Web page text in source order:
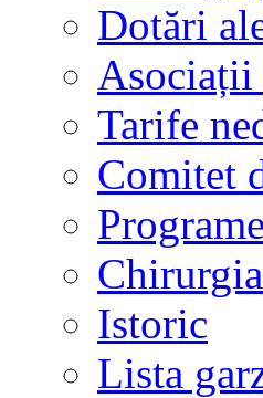
Dotări
Asociații
Tarife
Comitet
Programe
Istoric
Lista